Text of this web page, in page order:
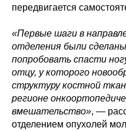
передвигается
«Первые шаги в
отделения были
попробовать спасти
отцу, у которого
структуру костной
регионе
вмешательство», —
отделением опухолей